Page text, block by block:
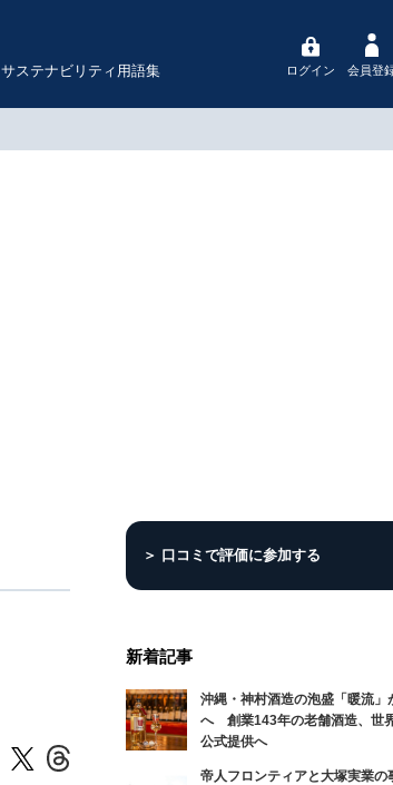
サステナビリティ用語集 ログイン 会員登
＞ 口コミで評価に参加する
新着記事
沖縄・神村酒造の泡盛「暖流」
へ 創業143年の老舗酒造、世
公式提供へ
帝人フロンティアと大塚実業の